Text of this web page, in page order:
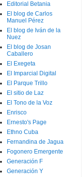
Editorial Betania
El blog de Carlos
Manuel Pérez
El blog de Iván de la
Nuez
El blog de Josan
Caballero
El Exegeta
El Imparcial Digital
El Parque Trillo
El sitio de Laz
El Tono de la Voz
Enrisco
Ernesto's Page
Ethno Cuba
Fernandina de Jagua
Fogonero Emergente
Generación F
Generación Y